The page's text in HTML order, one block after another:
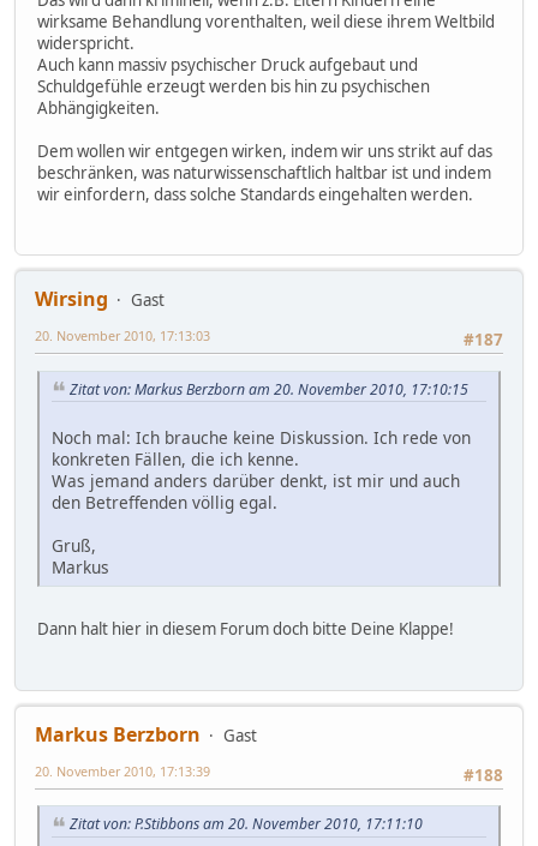
wirksame Behandlung vorenthalten, weil diese ihrem Weltbild
widerspricht.
Auch kann massiv psychischer Druck aufgebaut und
Schuldgefühle erzeugt werden bis hin zu psychischen
Abhängigkeiten.
Dem wollen wir entgegen wirken, indem wir uns strikt auf das
beschränken, was naturwissenschaftlich haltbar ist und indem
wir einfordern, dass solche Standards eingehalten werden.
Wirsing
Gast
#187
20. November 2010, 17:13:03
Zitat von: Markus Berzborn am 20. November 2010, 17:10:15
Noch mal: Ich brauche keine Diskussion. Ich rede von
konkreten Fällen, die ich kenne.
Was jemand anders darüber denkt, ist mir und auch
den Betreffenden völlig egal.
Gruß,
Markus
Dann halt hier in diesem Forum doch bitte Deine Klappe!
Markus Berzborn
Gast
#188
20. November 2010, 17:13:39
Zitat von: P.Stibbons am 20. November 2010, 17:11:10